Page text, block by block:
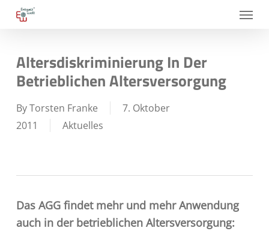
Skip
content
Menu
Altersdiskriminierung In Der
Betrieblichen Altersversorgung
ByTorsten Franke
7. Oktober
2011
Aktuelles
Das AGG findet mehr und mehr Anwendung
auch in der betrieblichen Altersversorgung: